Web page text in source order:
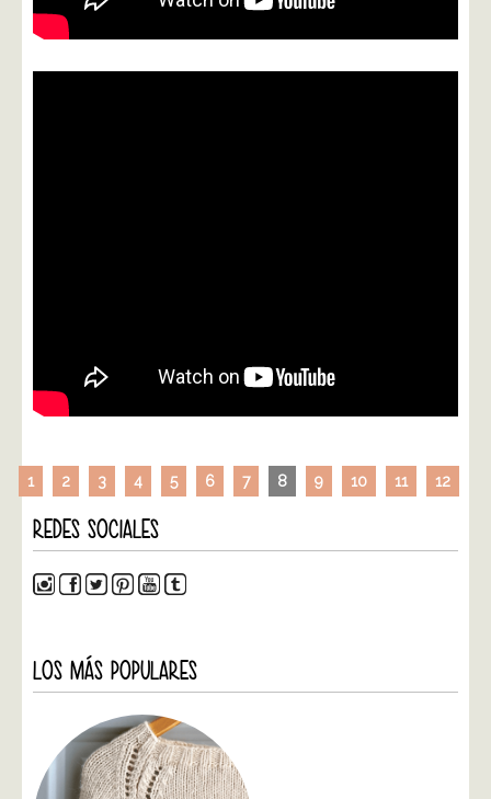
1 2 3 4 5 6 7 8 9 10 11 12
REDES SOCIALES
LOS MÁS POPULARES